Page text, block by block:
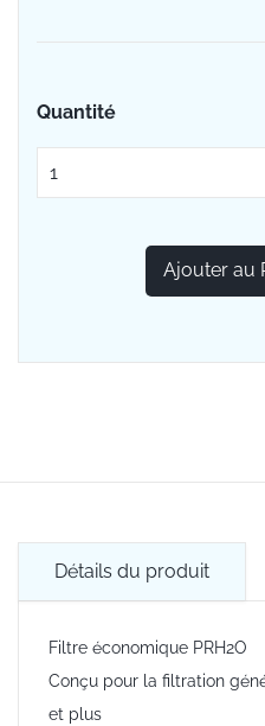
Quantité
Ajouter au
Détails du produit
Filtre économique PRH2O
Conçu pour la filtration
et plus